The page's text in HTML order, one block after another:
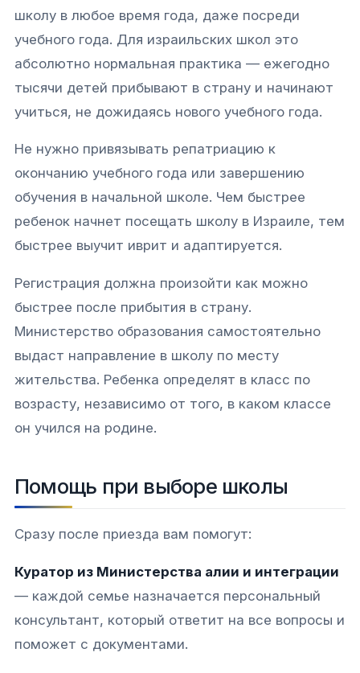
школу в любое время года, даже посреди
учебного года. Для израильских школ это
абсолютно нормальная практика — ежегодно
тысячи детей прибывают в страну и начинают
учиться, не дожидаясь нового учебного года.​
Не нужно привязывать репатриацию к
окончанию учебного года или завершению
обучения в начальной школе. Чем быстрее
ребенок начнет посещать школу в Израиле, тем
быстрее выучит иврит и адаптируется.​
Регистрация должна произойти как можно
быстрее после прибытия в страну.
Министерство образования самостоятельно
выдаст направление в школу по месту
жительства. Ребенка определят в класс по
возрасту, независимо от того, в каком классе
он учился на родине.​
Помощь при выборе школы
Сразу после приезда вам помогут:
Куратор из Министерства алии и интеграции
— каждой семье назначается персональный
консультант, который ответит на все вопросы и
поможет с документами.​